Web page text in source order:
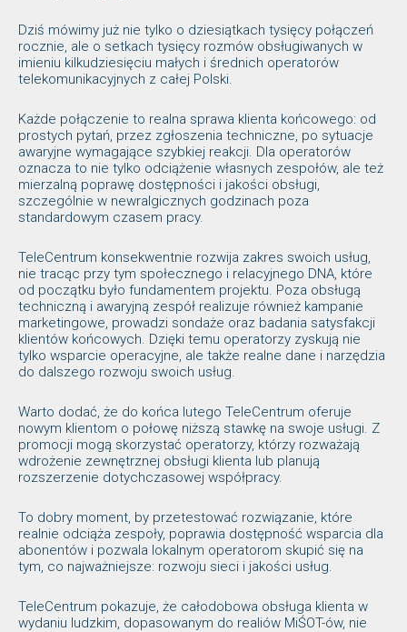
Dziś mówimy już nie tylko o dziesiątkach tysięcy połączeń
rocznie, ale o setkach tysięcy rozmów obsługiwanych w
imieniu kilkudziesięciu małych i średnich operatorów
telekomunikacyjnych z całej Polski.
Każde połączenie to realna sprawa klienta końcowego: od
prostych pytań, przez zgłoszenia techniczne, po sytuacje
awaryjne wymagające szybkiej reakcji. Dla operatorów
oznacza to nie tylko odciążenie własnych zespołów, ale też
mierzalną poprawę dostępności i jakości obsługi,
szczególnie w newralgicznych godzinach poza
standardowym czasem pracy.
TeleCentrum konsekwentnie rozwija zakres swoich usług,
nie tracąc przy tym społecznego i relacyjnego DNA, które
od początku było fundamentem projektu. Poza obsługą
techniczną i awaryjną zespół realizuje również kampanie
marketingowe, prowadzi sondaże oraz badania satysfakcji
klientów końcowych. Dzięki temu operatorzy zyskują nie
tylko wsparcie operacyjne, ale także realne dane i narzędzia
do dalszego rozwoju swoich usług.
Warto dodać, że do końca lutego TeleCentrum oferuje
nowym klientom o połowę niższą stawkę na swoje usługi. Z
promocji mogą skorzystać operatorzy, którzy rozważają
wdrożenie zewnętrznej obsługi klienta lub planują
rozszerzenie dotychczasowej współpracy.
To dobry moment, by przetestować rozwiązanie, które
realnie odciąża zespoły, poprawia dostępność wsparcia dla
abonentów i pozwala lokalnym operatorom skupić się na
tym, co najważniejsze: rozwoju sieci i jakości usług.
TeleCentrum pokazuje, że całodobowa obsługa klienta w
wydaniu ludzkim, dopasowanym do realiów MiŚOT-ów, nie